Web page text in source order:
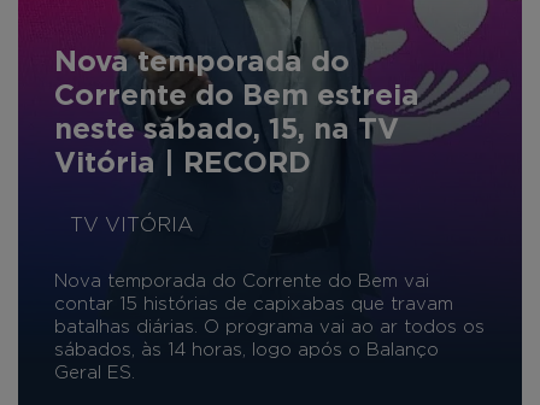
Nova temporada do
Corrente do Bem estreia
neste sábado, 15, na TV
Vitória | RECORD
TV VITÓRIA
Nova temporada do Corrente do Bem vai
contar 15 histórias de capixabas que travam
batalhas diárias. O programa vai ao ar todos os
sábados, às 14 horas, logo após o Balanço
Geral ES.